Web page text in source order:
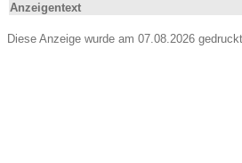
Anzeigentext
Diese Anzeige wurde am 07.08.2026